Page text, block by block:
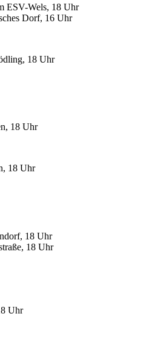
ESV-Wels, 18 Uhr
Dorf, 16 Uhr
18 Uhr
18 Uhr
18 Uhr
18 Uhr
18 Uhr
Uhr